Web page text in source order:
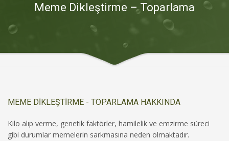
Meme Dikleştirme – Toparlama
MEME DİKLEŞTİRME - TOPARLAMA HAKKINDA
Kilo alıp verme, genetik faktörler, hamilelik ve emzirme süreci
gibi durumlar memelerin sarkmasına neden olmaktadır.